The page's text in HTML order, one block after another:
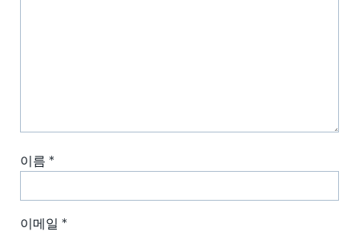
이름 *
이메일 *